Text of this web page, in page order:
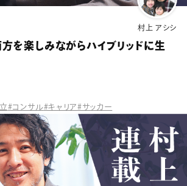
村上 アシシ
を楽しみながらハイブリッドに生
#コンサル#キャリア#サッカー